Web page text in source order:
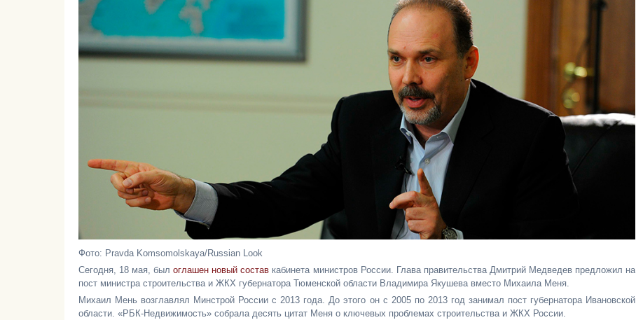
Фото: Pravda Komsomolskaya/Russian Look
Сегодня, 18 мая, былоглашен новый состав кабинета министров России. Глава правительства Дмитрий Медведев предложил на
пост министра строительства и ЖКХ губернатора Тюменской области Владимира Якушева вместо Михаила Меня.
Михаил Мень возглавлял Минстрой России с 2013 года. До этого он с 2005 по 2013 год занимал пост губернатора Ивановской
области. «РБК-Недвижимость» собрала десять цитат Меня о ключевых проблемах строительства и ЖКХ России.